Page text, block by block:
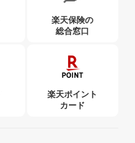
楽天保険の
総合窓口
楽天ポイント
カード